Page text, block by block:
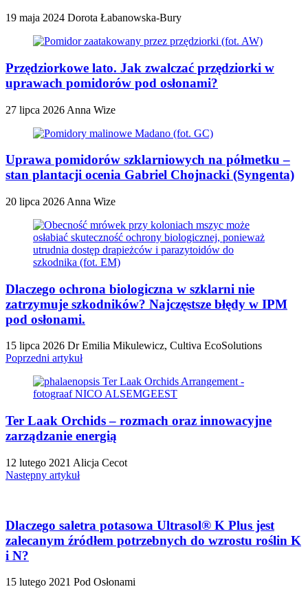
19 maja 2024 Dorota Łabanowska-Bury
Przędziorkowe lato. Jak zwalczać przędziorki w
uprawach pomidorów pod osłonami?
27 lipca 2026 Anna Wize
Uprawa pomidorów szklarniowych na półmetku –
stan plantacji ocenia Gabriel Chojnacki (Syngenta)
20 lipca 2026 Anna Wize
Dlaczego ochrona biologiczna w szklarni nie
zatrzymuje szkodników? Najczęstsze błędy w IPM
pod osłonami.
15 lipca 2026 Dr Emilia Mikulewicz, Cultiva EcoSolutions
Poprzedni artykuł
Ter Laak Orchids – rozmach oraz innowacyjne
zarządzanie energią
12 lutego 2021 Alicja Cecot
Następny artykuł
Dlaczego saletra potasowa Ultrasol® K Plus jest
zalecanym źródłem potrzebnych do wzrostu roślin K
i N?
15 lutego 2021 Pod Osłonami